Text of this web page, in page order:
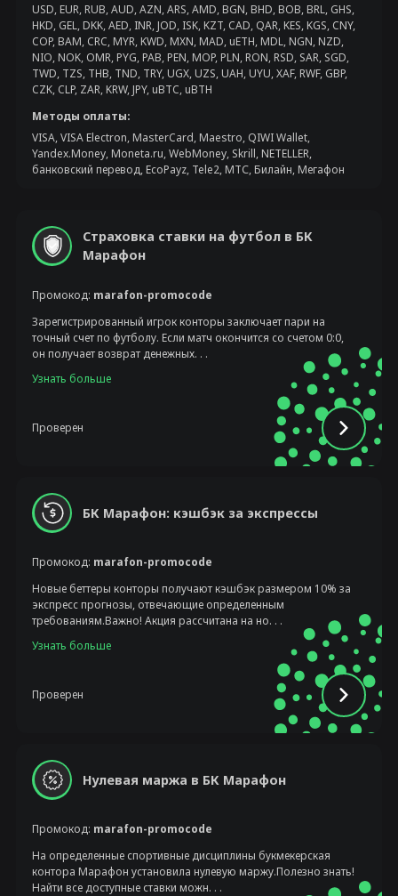
USD, EUR, RUB, AUD, AZN, ARS, AMD, BGN, BHD, BOB, BRL, GHS,
HKD, GEL, DKK, AED, INR, JOD, ISK, KZT, CAD, QAR, KES, KGS, CNY,
COP, BAM, CRC, MYR, KWD, MXN, MAD, uETH, MDL, NGN, NZD,
NIO, NOK, OMR, PYG, PAB, PEN, MOP, PLN, RON, RSD, SAR, SGD,
TWD, TZS, THB, TND, TRY, UGX, UZS, UAH, UYU, XAF, RWF, GBP,
CZK, CLP, ZAR, KRW, JPY, uBTC, uBTH
Методы оплаты:
VISA, VISA Electron, MasterCard, Maestro, QIWI Wallet,
Yandex.Money, Moneta.ru, WebMoney, Skrill, NETELLER,
банковский перевод, EcoPayz, Tele2, МТС, Билайн, Мегафон
Страховка ставки на футбол в БК
Марафон
Промокод: marafon-promocode
Зарегистрированный игрок конторы заключает пари на
точный счет по футболу. Если матч окончится со счетом 0:0,
он получает возврат денежных. . .
Узнать больше
Проверен
БК Марафон: кэшбэк за экспрессы
Промокод: marafon-promocode
Новые беттеры конторы получают кэшбэк размером 10% за
экспресс прогнозы, отвечающие определенным
требованиям.Важно! Акция рассчитана на но. . .
Узнать больше
Проверен
Нулевая маржа в БК Марафон
Промокод: marafon-promocode
На определенные спортивные дисциплины букмекерская
контора Марафон установила нулевую маржу.Полезно знать!
Найти все доступные ставки можн. . .